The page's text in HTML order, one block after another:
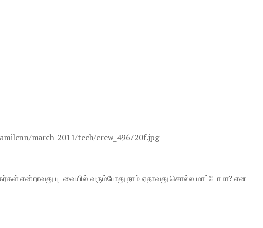
என்றாவது புடவையில் வரும்போது நாம் ஏதாவது சொல்ல மாட்டோமா? என